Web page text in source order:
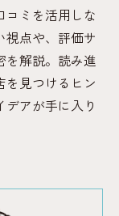
コミを活用しな
視点や、評価サ
を解説。読み進
を見つけるヒン
デアが手に入り